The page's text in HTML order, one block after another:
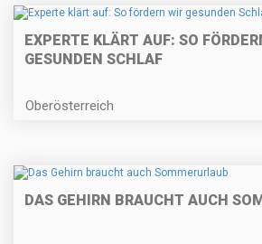
EXPERTE KLÄRT AUF: SO
GESUNDEN SCHLAF
Oberösterreich
DAS GEHIRN BRAUCHT AUCH